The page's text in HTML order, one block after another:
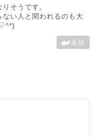
そうです。
い人と関われるのも大
返信